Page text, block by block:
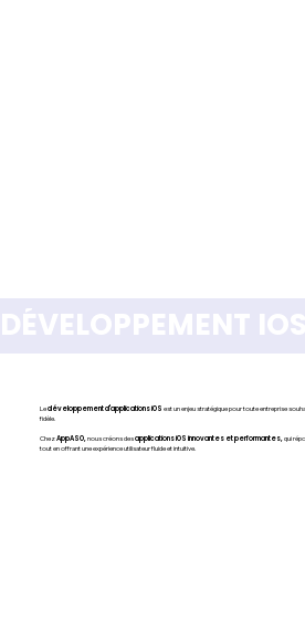
Ledéveloppement d'applications iOS est un enjeu stratégique pour toute entreprise
fidèle.
ChezAppASO,nous créons desapplications iOS innovantes et performantes,qui
tout en offrant une expérience utilisateur fluide et intuitive.